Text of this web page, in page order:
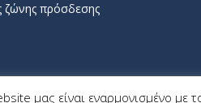
ζώνης πρόσδεσης
μας είναι εναρμονισμένο